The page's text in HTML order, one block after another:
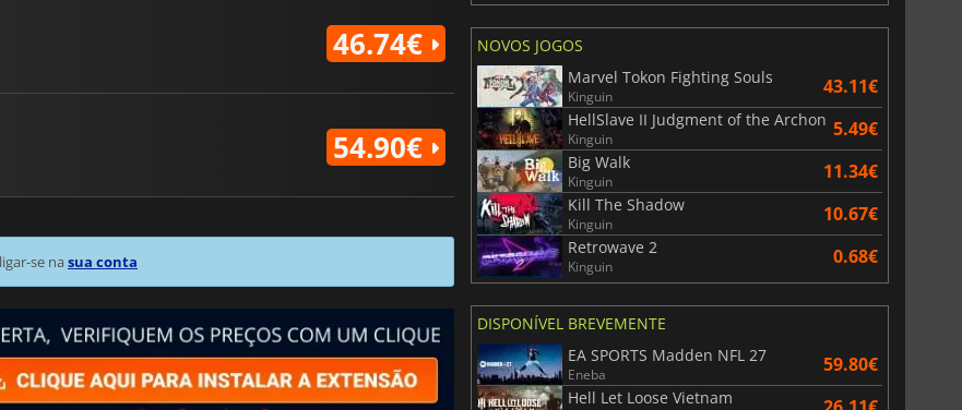
46.74€
54.90€
se nasua conta
NOVOS JOGOS
Marvel Tokon Fighting Souls
Kinguin 43.11€
HellSlave II Judgment of the Archon
Kinguin 5.49€
Big Walk
Kinguin 11.34€
Kill The Shadow
Kinguin 10.67€
Retrowave 2
Kinguin 0.68€
DISPONÍVEL BREVEMENTE
EA SPORTS Madden NFL 27
Eneba 59.80€
Hell Let Loose Vietnam